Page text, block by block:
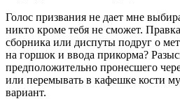
Голос призвания не дает мне
никто кроме тебя не сможет.
сборника или диспуты подруг о
на горшок и ввода прикорма?
предположительно пронесшего
или перемывать в кафешке кости
вариант.